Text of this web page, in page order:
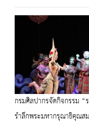
กรมศิลปากรจัดกิจกรรม
รำลึกพระมหากรุณาธิคุณส